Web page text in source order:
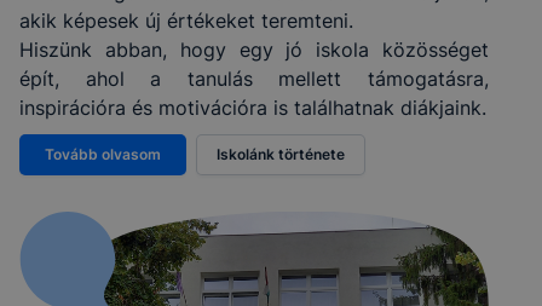
akik képesek új értékeket teremteni.
Hiszünk abban, hogy egy jó iskola közösséget
épít, ahol a tanulás mellett támogatásra,
inspirációra és motivációra is találhatnak diákjaink.
Tovább olvasom Iskolánk története